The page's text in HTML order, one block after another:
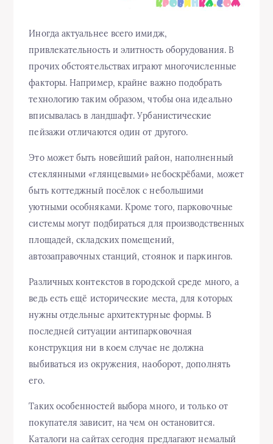
Иногда актуальнее всего имидж,
привлекательность и элитность оборудования. В
прочих обстоятельствах играют многочисленные
факторы. Например, крайне важно подобрать
технологию таким образом, чтобы она идеально
вписывалась в ландшафт. Урбанистические
пейзажи отличаются один от другого.
Это может быть новейший район, наполненный
стеклянными «глянцевыми» небоскрёбами, может
быть коттеджный посёлок с небольшими
уютными особняками. Кроме того, парковочные
системы могут подбираться для производственных
площадей, складских помещений,
автозаправочных станций, стоянок и паркингов.
Различных контекстов в городской среде много, а
ведь есть ещё исторические места, для которых
нужны отдельные архитектурные формы. В
последней ситуации антипарковочная
конструкция ни в коем случае не должна
выбиваться из окружения, наоборот, дополнять
его.
Таких особенностей выбора много, и только от
покупателя зависит, на чем он остановится.
Каталоги на сайтах сегодня предлагают немалый